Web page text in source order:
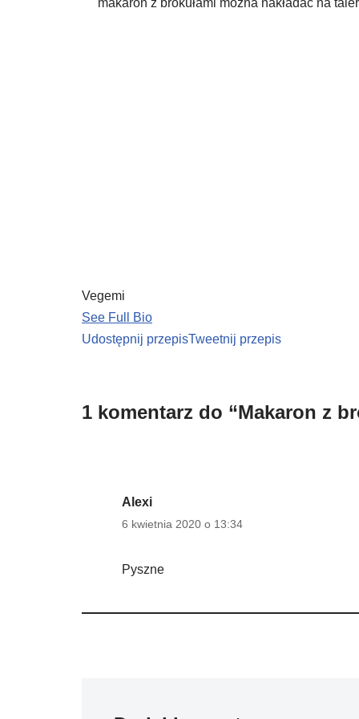
makaron z brokułami można nakładać na
Vegemi
See Full Bio
Udostępnij przepisTweetnij przepis
1 komentarz do “Makaron z
Alexi
6 kwietnia 2020 o 13:34
Pyszne